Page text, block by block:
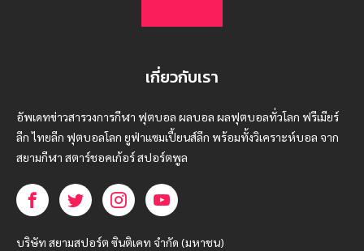
เกี่ยวกับเรา
อัพเดทข่าวสารวงการกีฬา ฟุตบอล ผลบอล ผลฟุตบอลทั่วโลก ฟรีเมียร์
ลีก ไทยลีก ฟุตบอลโลก ยูฟ่าแซมเปี้ยนส์ลีก พร้อมทั้งวิเคราะห์บอล จาก
สยามกีฬา สตาร์ชอคเก้อร์ สปอร์ตพูล
บริษัท สยามสปอร์ต ซินติเคท จำกัด (มหาชน)